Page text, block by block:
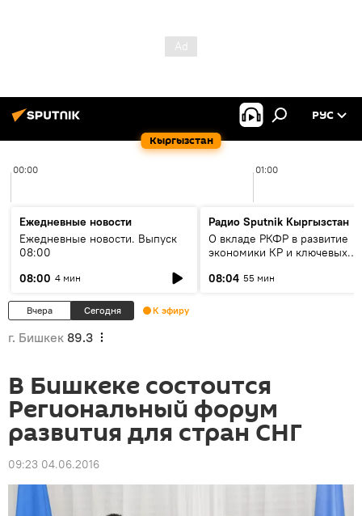
Кыргызстан
РУС
00:00 01:00
Ежедневные новости
Ежедневные новости. Выпуск
08:00
08:00 4 мин
Радио Sputnik Кыргызстан
О вкладе РКФР в развитие
экономики КР и ключевых
08:04 55 мин
Вчера Сегодня К эфиру
г. Бишкек 89.3
В Бишкеке состоится
Региональный форум
развития для стран СНГ
09:23 04.06.2016